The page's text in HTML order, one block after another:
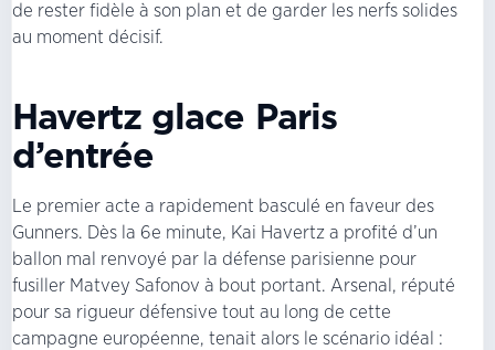
de rester fidèle à son plan et de garder les nerfs solides
au moment décisif.
Havertz glace Paris
d’entrée
Le premier acte a rapidement basculé en faveur des
Gunners. Dès la 6e minute, Kai Havertz a profité d’un
ballon mal renvoyé par la défense parisienne pour
fusiller Matvey Safonov à bout portant. Arsenal, réputé
pour sa rigueur défensive tout au long de cette
campagne européenne, tenait alors le scénario idéal :